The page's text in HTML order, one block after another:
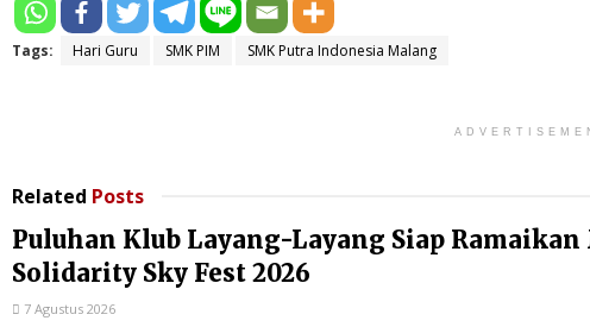
Tags: Hari Guru SMK PIM SMK Putra Indonesia Malang
Related Posts
Puluhan Klub Layang-Layang Siap
Solidarity Sky Fest 2026
7 Agustus 2026